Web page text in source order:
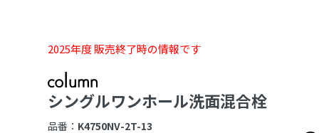
2025年度 販売終了時の情報です
シングルワンホール洗面混合栓
品番： K4750NV-2T-13